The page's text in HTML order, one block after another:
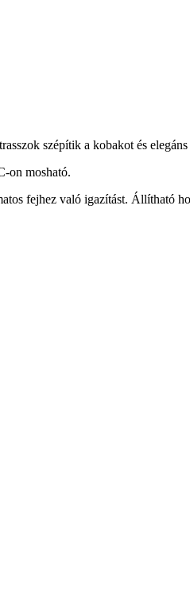
szépítik a kobakot és
on mosható.
fejhez való igazítást. Állítható